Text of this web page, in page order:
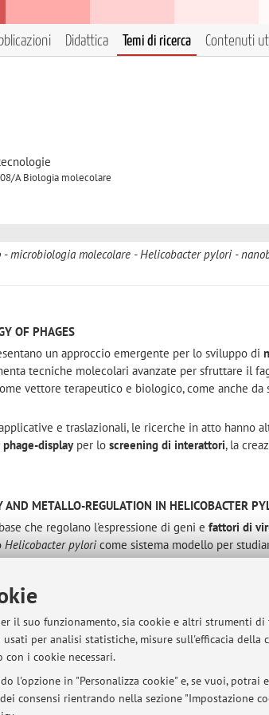
il suo funzionamento, sia cookie e altri strumenti
per analisi statistiche, misure sull'efficacia
i cookie necessari.
l'opzione in "Personalizza cookie" e, se vuoi,
consensi rientrando nella sezione "Impostazione
Didattica Temi di ricerca Contenuti
A Biologia molecolare
microbiologia molecolare Helicobacter pylori
OF PHAGES
un approccio emergente per lo sviluppo di
tecniche molecolari avanzate per sfruttare il
vettore terapeutico e biologico, come anche
e traslazionali, le ricerche in atto hanno
phage-displayper loscreening di interattori, la
METALLO-REGULATION IN HELICOBACTER
che regolano l'espressione di geni efattori di
Helicobacter pylori come sistema modello per
nell'ospite come patogeni obbligati per tutto
si focalizzano sulla risposta agli ioni metallici
poiché la regolazione dell'
e particolarmente importanti nell'innescare